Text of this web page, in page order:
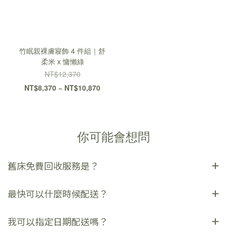
竹眠親裸膚寢飾 4 件組｜舒
柔米 x 慵懶綠
NT$12,370
NT$8,370 ~ NT$10,870
你可能會想問
舊床免費回收服務是？
最快可以什麼時候配送？
我可以指定日期配送嗎？